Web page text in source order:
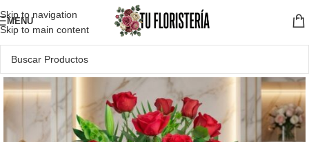
Skip to navigation
Skip to main content
MENU